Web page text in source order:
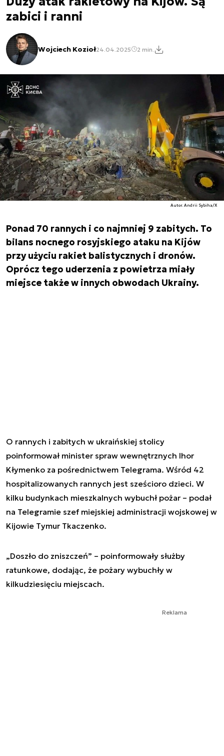
zabici i ranni
Wojciech Kozioł24.04.2025 2 min.
Autor. Andrii Sybiha/X
Ponad 70 rannych i co najmniej 9 zabitych. To
bilans nocnego rosyjskiego ataku na Kijów
przy użyciu rakiet balistycznych i dronów.
Oprócz tego uderzenia z powietrza miały
miejsce także w innych obwodach Ukrainy.
O rannych i zabitych w ukraińskiej stolicy
poinformował minister spraw wewnętrznych Ihor
Kłymenko za pośrednictwem Telegrama. Wśród 42
hospitalizowanych rannych jest sześcioro dzieci. W
kilku budynkach mieszkalnych wybuchł pożar – podał
na Telegramie szef miejskiej administracji wojskowej w
Kijowie Tymur Tkaczenko.
„Doszło do zniszczeń” – poinformowały służby
ratunkowe, dodając, że pożary wybuchły w
kilkudziesięciu miejscach.
Reklama